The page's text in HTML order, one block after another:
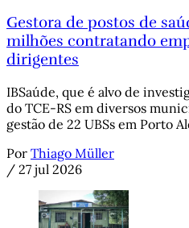
Gestora de postos de
milhões contratando
dirigentes
IBSaúde, que é alvo de
do TCE-RS em diversos
gestão de 22 UBSs em Porto
Por Thiago Müller
/ 27 jul 2026